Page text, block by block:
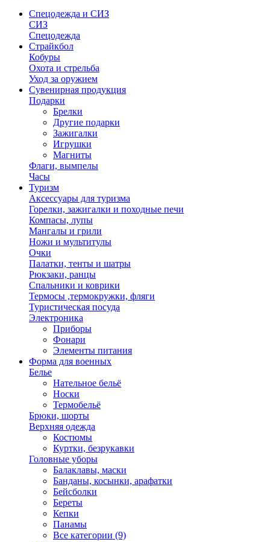
Спецодежда и СИЗ
СИЗ
Спецодежда
Страйкбол
Кобуры
Охота и стрельба
Уход за оружием
Сувенирная продукция
Подарки
Брелки
Другие подарки
Зажигалки
Игрушки
Магниты
Флаги, вымпелы
Часы
Туризм
Аксессуары для туризма
Горелки, зажигалки и походные печи
Компасы, лупы
Мангалы и грили
Ножи и мультитулы
Очки
Палатки, тенты и шатры
Рюкзаки, ранцы
Спальники и коврики
Термосы ,термокружки, фляги
Туристическая посуда
Электроника
Приборы
Фонари
Элементы питания
Форма для военных
Белье
Нательное бельё
Носки
Термобельё
Брюки, шорты
Верхняя одежда
Костюмы
Куртки, безрукавки
Головные уборы
Балаклавы, маски
Банданы, косынки, арафатки
Бейсболки
Береты
Кепки
Панамы
Все категории (9)